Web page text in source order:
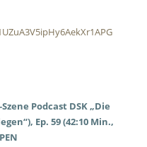
Podcast DSK „Die
Ep. 59 (42:10 Min.,